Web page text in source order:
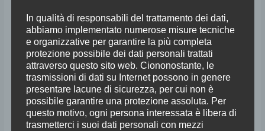
Malaspina
2024
In qualità di responsabili del trattamento dei dati,
abbiamo implementato numerose misure tecniche
e organizzative per garantire la più completa
protezione possibile dei dati personali trattati
attraverso questo sito web. Ciononostante, le
trasmissioni di dati su Internet possono in genere
presentare lacune di sicurezza, per cui non è
possibile garantire una protezione assoluta. Per
questo motivo, ogni persona interessata è libera di
trasmetterci i suoi dati personali con mezzi